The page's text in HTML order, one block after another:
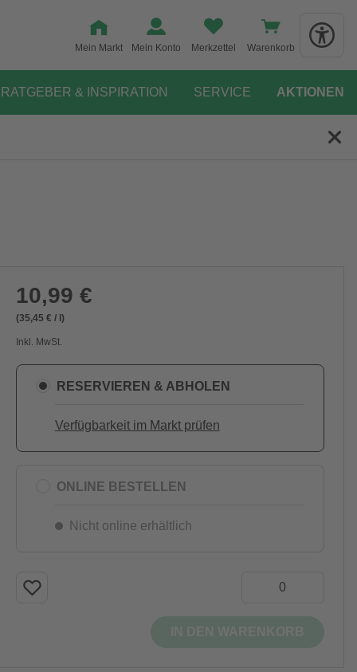
Mein Markt Mein Konto Merkzettel Warenkorb
RATGEBER & INSPIRATION SERVICE AKTIONEN
10,99 €
(35,45 € / l)
Inkl. MwSt.
RESERVIEREN & ABHOLEN
Verfügbarkeit im Markt prüfen
ONLINE BESTELLEN
Nicht online erhältlich